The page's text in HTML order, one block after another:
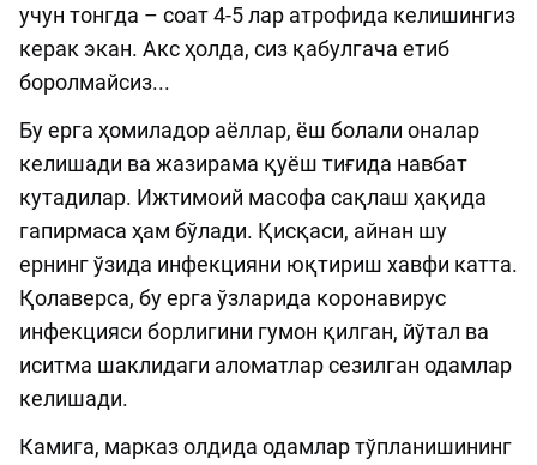
учун тонгда – соат 4-5 лар атрофида келишингиз
керак экан. Aкс ҳолда, сиз қабулгача етиб
боролмайсиз...
Бу ерга ҳомиладор аёллар, ёш болали оналар
келишади ва жазирама қуёш тиғида навбат
кутадилар. Ижтимоий масофа сақлаш ҳақида
гапирмаса ҳам бўлади. Қисқаси, айнан шу
ернинг ўзида инфекцияни юқтириш хавфи катта.
Қолаверса, бу ерга ўзларида коронавирус
инфекцияси борлигини гумон қилган, йўтал ва
иситма шаклидаги аломатлар сезилган одамлар
келишади.
Камига, марказ олдида одамлар тўпланишининг